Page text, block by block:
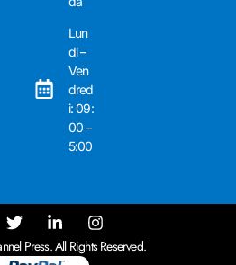
Lun
di –
Ven
dred
i: 09:
00 –
5:00
Press. All Rights Reserved.